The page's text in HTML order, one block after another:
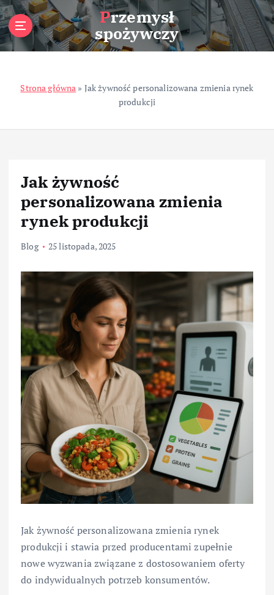
S
k
i
p
t
Przemysł
spożywczy
Strona główna » Jak żywność personalizowana zmienia rynek
produkcji
Jak żywność
personalizowana zmienia
rynek produkcji
Blog 25 listopada, 2025
Jak żywność personalizowana zmienia rynek
produkcji i stawia przed producentami zupełnie
nowe wyzwania związane z dostosowaniem oferty
do indywidualnych potrzeb konsumentów.